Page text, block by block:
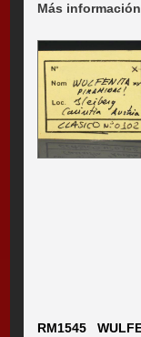
Más información
RM1545